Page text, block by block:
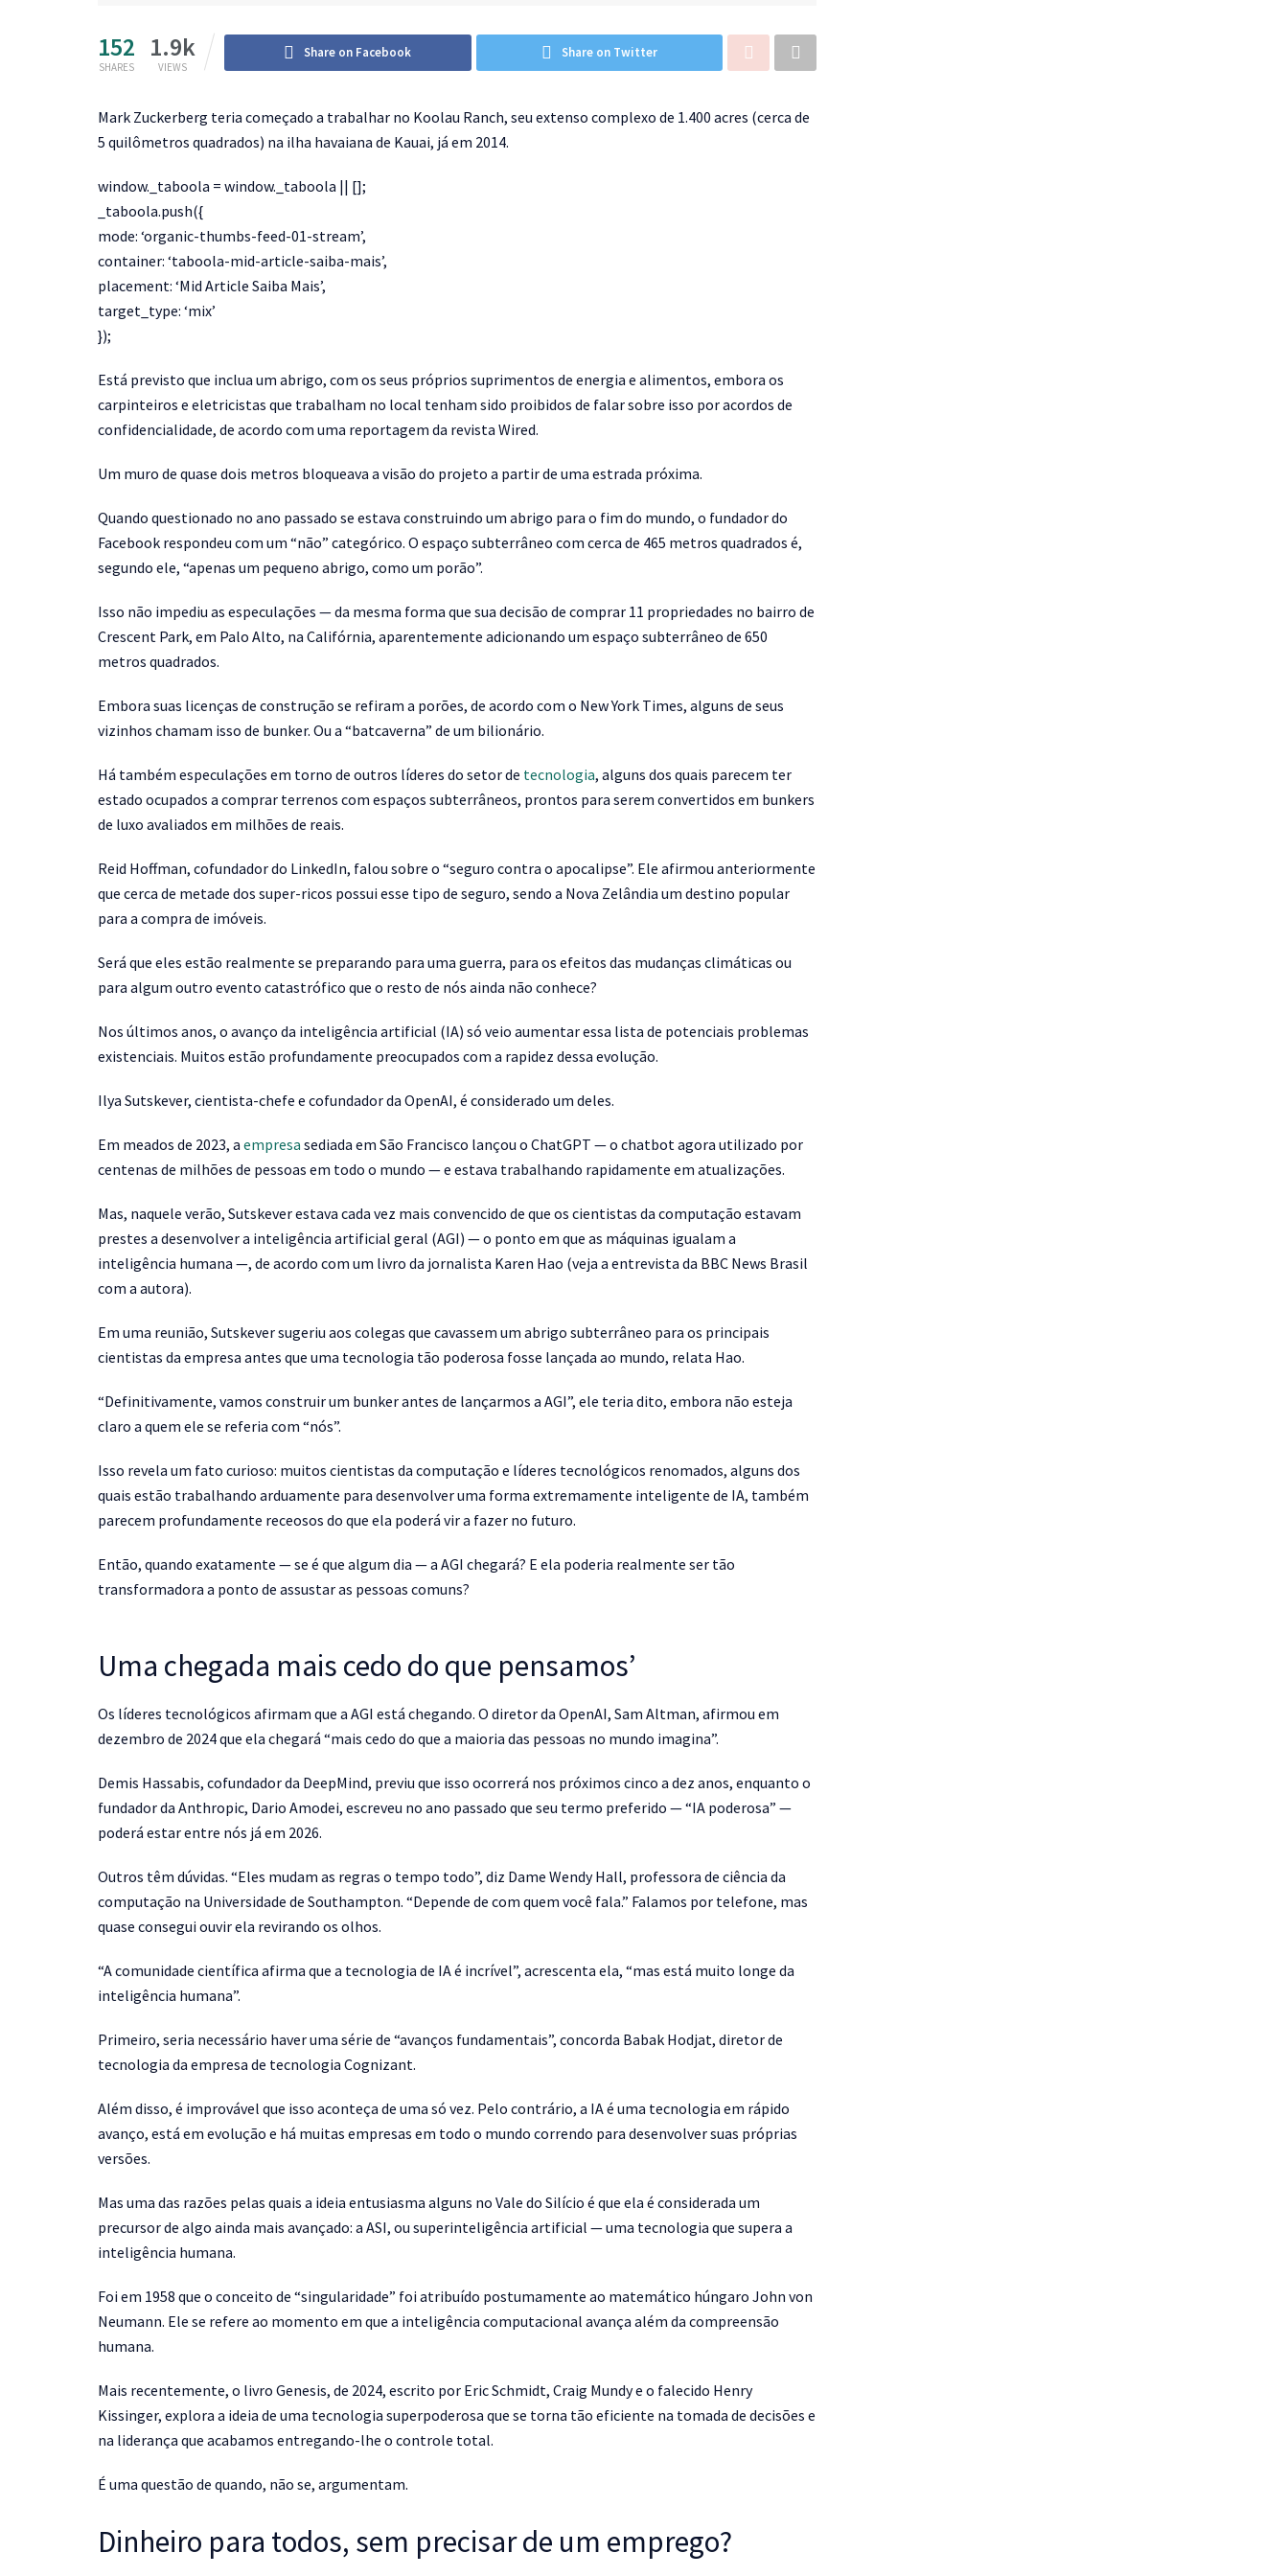
152
SHARES
1.9k
VIEWS
Share on Facebook Share on Twitter
Mark Zuckerberg teria começado a trabalhar no Koolau Ranch, seu extenso complexo de 1.400 acres (cerca de
5 quilômetros quadrados) na ilha havaiana de Kauai, já em 2014.
window._taboola = window._taboola || [];
_taboola.push({
mode: ‘organic-thumbs-feed-01-stream’,
container: ‘taboola-mid-article-saiba-mais’,
placement: ‘Mid Article Saiba Mais’,
target_type: ‘mix’
});
Está previsto que inclua um abrigo, com os seus próprios suprimentos de energia e alimentos, embora os
carpinteiros e eletricistas que trabalham no local tenham sido proibidos de falar sobre isso por acordos de
confidencialidade, de acordo com uma reportagem da revista Wired.
Um muro de quase dois metros bloqueava a visão do projeto a partir de uma estrada próxima.
Quando questionado no ano passado se estava construindo um abrigo para o fim do mundo, o fundador do
Facebook respondeu com um “não” categórico. O espaço subterrâneo com cerca de 465 metros quadrados é,
segundo ele, “apenas um pequeno abrigo, como um porão”.
Isso não impediu as especulações — da mesma forma que sua decisão de comprar 11 propriedades no bairro de
Crescent Park, em Palo Alto, na Califórnia, aparentemente adicionando um espaço subterrâneo de 650
metros quadrados.
Embora suas licenças de construção se refiram a porões, de acordo com o New York Times, alguns de seus
vizinhos chamam isso de bunker. Ou a “batcaverna” de um bilionário.
Há também especulações em torno de outros líderes do setor de tecnologia, alguns dos quais parecem ter
estado ocupados a comprar terrenos com espaços subterrâneos, prontos para serem convertidos em bunkers
de luxo avaliados em milhões de reais.
Reid Hoffman, cofundador do LinkedIn, falou sobre o “seguro contra o apocalipse”. Ele afirmou anteriormente
que cerca de metade dos super-ricos possui esse tipo de seguro, sendo a Nova Zelândia um destino popular
para a compra de imóveis.
Será que eles estão realmente se preparando para uma guerra, para os efeitos das mudanças climáticas ou
para algum outro evento catastrófico que o resto de nós ainda não conhece?
Nos últimos anos, o avanço da inteligência artificial (IA) só veio aumentar essa lista de potenciais problemas
existenciais. Muitos estão profundamente preocupados com a rapidez dessa evolução.
Ilya Sutskever, cientista-chefe e cofundador da OpenAI, é considerado um deles.
Em meados de 2023, a empresa sediada em São Francisco lançou o ChatGPT — o chatbot agora utilizado por
centenas de milhões de pessoas em todo o mundo — e estava trabalhando rapidamente em atualizações.
Mas, naquele verão, Sutskever estava cada vez mais convencido de que os cientistas da computação estavam
prestes a desenvolver a inteligência artificial geral (AGI) — o ponto em que as máquinas igualam a
inteligência humana —, de acordo com um livro da jornalista Karen Hao (veja a entrevista da BBC News Brasil
com a autora).
Em uma reunião, Sutskever sugeriu aos colegas que cavassem um abrigo subterrâneo para os principais
cientistas da empresa antes que uma tecnologia tão poderosa fosse lançada ao mundo, relata Hao.
“Definitivamente, vamos construir um bunker antes de lançarmos a AGI”, ele teria dito, embora não esteja
claro a quem ele se referia com “nós”.
Isso revela um fato curioso: muitos cientistas da computação e líderes tecnológicos renomados, alguns dos
quais estão trabalhando arduamente para desenvolver uma forma extremamente inteligente de IA, também
parecem profundamente receosos do que ela poderá vir a fazer no futuro.
Então, quando exatamente — se é que algum dia — a AGI chegará? E ela poderia realmente ser tão
transformadora a ponto de assustar as pessoas comuns?
Uma chegada mais cedo do que pensamos’
Os líderes tecnológicos afirmam que a AGI está chegando. O diretor da OpenAI, Sam Altman, afirmou em
dezembro de 2024 que ela chegará “mais cedo do que a maioria das pessoas no mundo imagina”.
Demis Hassabis, cofundador da DeepMind, previu que isso ocorrerá nos próximos cinco a dez anos, enquanto o
fundador da Anthropic, Dario Amodei, escreveu no ano passado que seu termo preferido — “IA poderosa” —
poderá estar entre nós já em 2026.
Outros têm dúvidas. “Eles mudam as regras o tempo todo”, diz Dame Wendy Hall, professora de ciência da
computação na Universidade de Southampton. “Depende de com quem você fala.” Falamos por telefone, mas
quase consegui ouvir ela revirando os olhos.
“A comunidade científica afirma que a tecnologia de IA é incrível”, acrescenta ela, “mas está muito longe da
inteligência humana”.
Primeiro, seria necessário haver uma série de “avanços fundamentais”, concorda Babak Hodjat, diretor de
tecnologia da empresa de tecnologia Cognizant.
Além disso, é improvável que isso aconteça de uma só vez. Pelo contrário, a IA é uma tecnologia em rápido
avanço, está em evolução e há muitas empresas em todo o mundo correndo para desenvolver suas próprias
versões.
Mas uma das razões pelas quais a ideia entusiasma alguns no Vale do Silício é que ela é considerada um
precursor de algo ainda mais avançado: a ASI, ou superinteligência artificial — uma tecnologia que supera a
inteligência humana.
Foi em 1958 que o conceito de “singularidade” foi atribuído postumamente ao matemático húngaro John von
Neumann. Ele se refere ao momento em que a inteligência computacional avança além da compreensão
humana.
Mais recentemente, o livro Genesis, de 2024, escrito por Eric Schmidt, Craig Mundy e o falecido Henry
Kissinger, explora a ideia de uma tecnologia superpoderosa que se torna tão eficiente na tomada de decisões e
na liderança que acabamos entregando-lhe o controle total.
É uma questão de quando, não se, argumentam.
Dinheiro para todos, sem precisar de um emprego?